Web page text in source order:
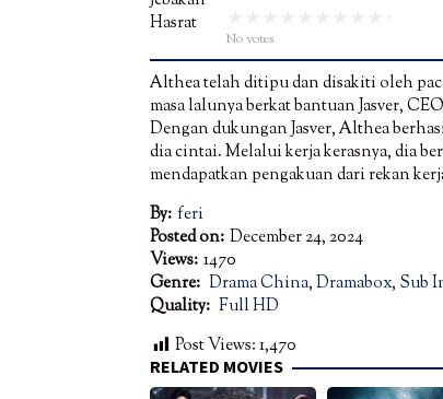
No votes
Althea telah ditipu dan disakiti oleh
masa lalunya berkat bantuan Jasver,
Dengan dukungan Jasver, Althea
dia cintai. Melalui kerja kerasnya, dia
mendapatkan pengakuan dari rekan
By: feri
Posted on: December 24, 2024
Views: 1470
Genre: Drama China,Dramabox, Sub
Quality: Full HD
Post Views:1,470
RELATED MOVIES